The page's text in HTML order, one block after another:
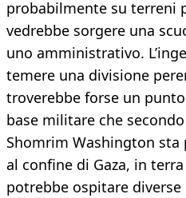
probabilmente su terreni
vedrebbe sorgere una
uno amministrativo.
temere una divisione
troverebbe forse un
base militare che
Shomrim Washington
al confine di Gaza, in
potrebbe ospitare